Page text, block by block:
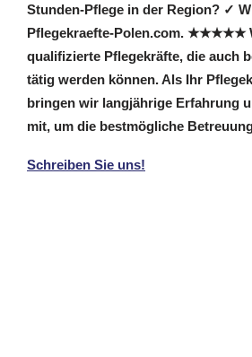
Stunden-Pflege in der Region? ✓
Pflegekraefte-Polen.com. ★★★★★
qualifizierte Pflegekräfte, die auch
tätig werden können. Als Ihr
bringen wir langjährige Erfahrung
mit, um die bestmögliche
Schreiben Sie uns!